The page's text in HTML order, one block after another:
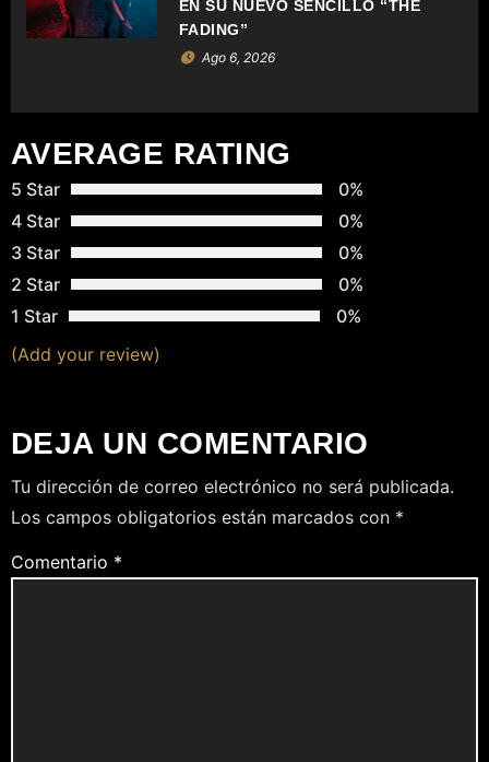
T
A
D
A
S
EN SU NUEVO SENCILLO “THE
FADING”
Ago 6, 2026
AVERAGE RATING
5 Star
0%
4 Star
0%
3 Star
0%
2 Star
0%
1 Star
0%
(Add your review)
DEJA UN COMENTARIO
Tu dirección de correo electrónico no será publicada.
Los campos obligatorios están marcados con *
Comentario *